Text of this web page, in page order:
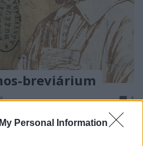
Personal Information
breviárium
1
(1625–1659) kálvinista